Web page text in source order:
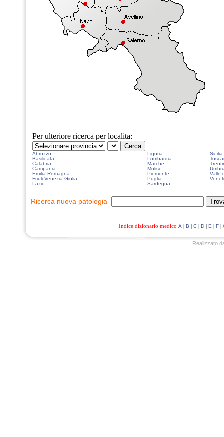
Per ulteriore ricerca per localita:
Abruzzo Liguria
Sicilia
Basilicata
Lombardia
Calabria
Marche
Campania
Molise
Emilia Romagna
Piemonte
Valle
Friuli Venezia Giulia
Puglia
Lazio
Sardegna
Ricerca nuova patologia
Indice dizionario medico A | B | C | D | E | F |
Realizzato